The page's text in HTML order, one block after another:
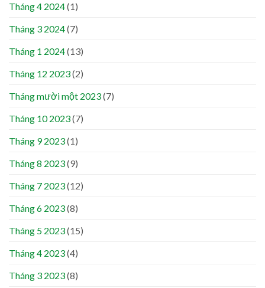
Tháng 4 2024(1)
Tháng 3 2024(7)
Tháng 1 2024(13)
Tháng 12 2023(2)
Tháng mười một 2023(7)
Tháng 10 2023(7)
Tháng 9 2023(1)
Tháng 8 2023(9)
Tháng 7 2023(12)
Tháng 6 2023(8)
Tháng 5 2023(15)
Tháng 4 2023(4)
Tháng 3 2023(8)